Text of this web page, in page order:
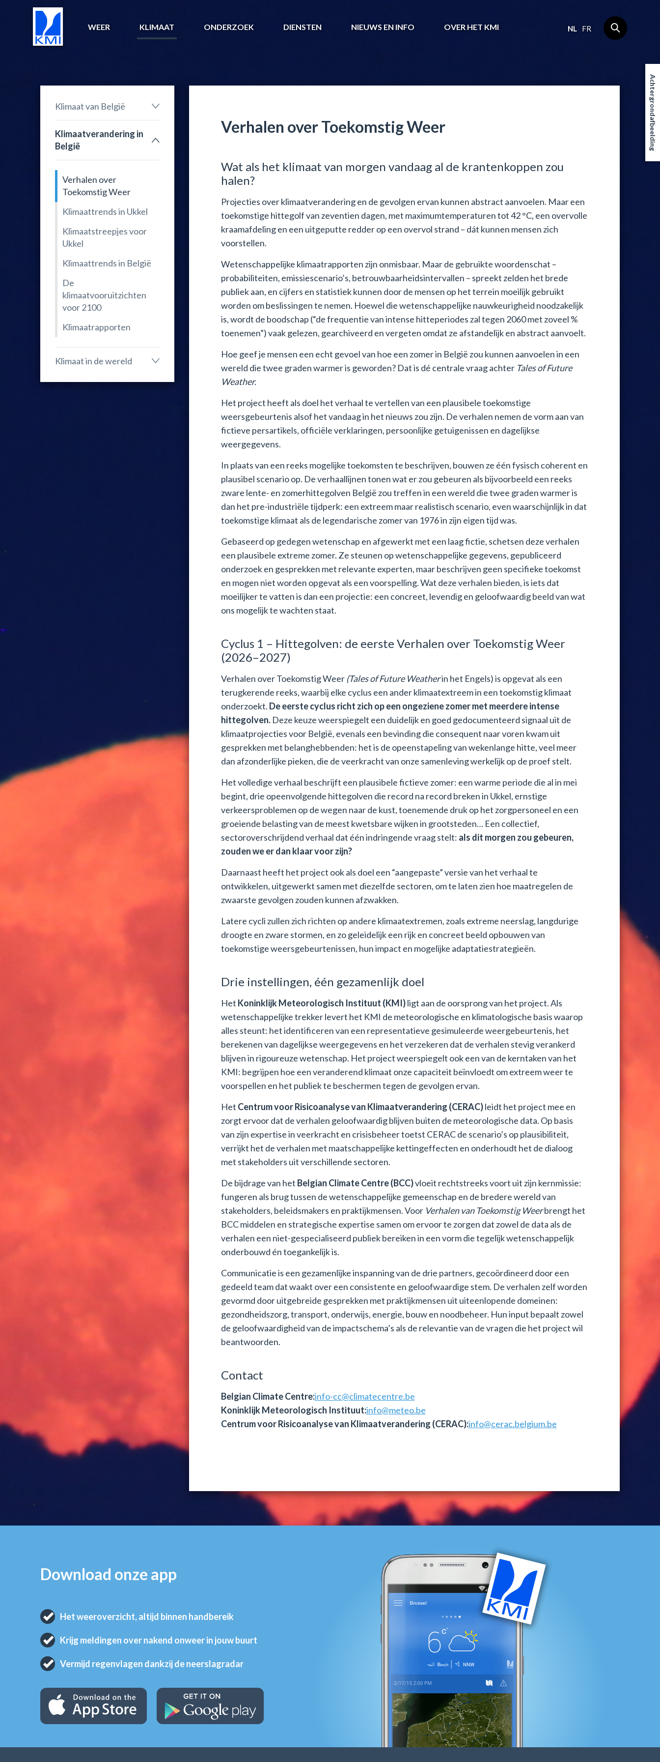
WEER KLIMAAT ONDERZOEK DIENSTEN NIEUWS EN INFO OVER HET KMI NL FR
Klimaat van België
Klimaatverandering in
België
Verhalen over
Toekomstig Weer
Klimaattrends in Ukkel
Klimaatstreepjes voor
Ukkel
Klimaattrends in België
De
klimaatvooruitzichten
voor 2100
Klimaatrapporten
Klimaat in de wereld
Verhalen over Toekomstig Weer
Wat als het klimaat van morgen vandaag al de krantenkoppen zou
halen?
Projecties over klimaatverandering en de gevolgen ervan kunnen abstract aanvoelen. Maar een
toekomstige hittegolf van zeventien dagen, met maximumtemperaturen tot 42 °C, een overvolle
kraamafdeling en een uitgeputte redder op een overvol strand – dát kunnen mensen zich
voorstellen.
Wetenschappelijke klimaatrapporten zijn onmisbaar. Maar de gebruikte woordenschat –
probabiliteiten, emissiescenario’s, betrouwbaarheidsintervallen – spreekt zelden het brede
publiek aan, en cijfers en statistiek kunnen door de mensen op het terrein moeilijk gebruikt
worden om beslissingen te nemen. Hoewel die wetenschappelijke nauwkeurigheid noodzakelijk
is, wordt de boodschap (“de frequentie van intense hitteperiodes zal tegen 2060 met zoveel %
toenemen”) vaak gelezen, gearchiveerd en vergeten omdat ze afstandelijk en abstract aanvoelt.
Hoe geef je mensen een echt gevoel van hoe een zomer in België zou kunnen aanvoelen in een
wereld die twee graden warmer is geworden? Dat is dé centrale vraag achter Tales of Future
Weather.
Het project heeft als doel het verhaal te vertellen van een plausibele toekomstige
weersgebeurtenis alsof het vandaag in het nieuws zou zijn. De verhalen nemen de vorm aan van
fictieve persartikels, officiële verklaringen, persoonlijke getuigenissen en dagelijkse
weergegevens.
In plaats van een reeks mogelijke toekomsten te beschrijven, bouwen ze één fysisch coherent en
plausibel scenario op. De verhaallijnen tonen wat er zou gebeuren als bijvoorbeeld een reeks
zware lente- en zomerhittegolven België zou treffen in een wereld die twee graden warmer is
dan het pre-industriële tijdperk: een extreem maar realistisch scenario, even waarschijnlijk in dat
toekomstige klimaat als de legendarische zomer van 1976 in zijn eigen tijd was.
Gebaseerd op gedegen wetenschap en afgewerkt met een laag fictie, schetsen deze verhalen
een plausibele extreme zomer. Ze steunen op wetenschappelijke gegevens, gepubliceerd
onderzoek en gesprekken met relevante experten, maar beschrijven geen specifieke toekomst
en mogen niet worden opgevat als een voorspelling. Wat deze verhalen bieden, is iets dat
moeilijker te vatten is dan een projectie: een concreet, levendig en geloofwaardig beeld van wat
ons mogelijk te wachten staat.
Cyclus 1 – Hittegolven: de eerste Verhalen over Toekomstig Weer
(2026–2027)
Verhalen over Toekomstig Weer(Tales of Future Weatherin het Engels) is opgevat als een
terugkerende reeks, waarbij elke cyclus een ander klimaatextreem in een toekomstig klimaat
onderzoekt. De eerste cyclus richt zich op een ongeziene zomer met meerdere intense
hittegolven.Deze keuze weerspiegelt een duidelijk en goed gedocumenteerd signaal uit de
klimaatprojecties voor België, evenals een bevinding die consequent naar voren kwam uit
gesprekken met belanghebbenden: het is de opeenstapeling van wekenlange hitte, veel meer
dan afzonderlijke pieken, die de veerkracht van onze samenleving werkelijk op de proef stelt.
Het volledige verhaal beschrijft een plausibele fictieve zomer: een warme periode die al in mei
begint, drie opeenvolgende hittegolven die record na record breken in Ukkel, ernstige
verkeersproblemen op de wegen naar de kust, toenemende druk op het zorgpersoneel en een
groeiende belasting van de meest kwetsbare wijken in grootsteden… Een collectief,
sectoroverschrijdend verhaal dat één indringende vraag stelt: als dit morgen zou gebeuren,
zouden we er dan klaar voor zijn?
Daarnaast heeft het project ook als doel een “aangepaste” versie van het verhaal te
ontwikkelen, uitgewerkt samen met diezelfde sectoren, om te laten zien hoe maatregelen de
zwaarste gevolgen zouden kunnen afzwakken.
Latere cycli zullen zich richten op andere klimaatextremen, zoals extreme neerslag, langdurige
droogte en zware stormen, en zo geleidelijk een rijk en concreet beeld opbouwen van
toekomstige weersgebeurtenissen, hun impact en mogelijke adaptatiestrategieën.
Drie instellingen, één gezamenlijk doel
Het Koninklijk Meteorologisch Instituut (KMI)ligt aan de oorsprong van het project. Als
wetenschappelijke trekker levert het KMI de meteorologische en klimatologische basis waarop
alles steunt: het identificeren van een representatieve gesimuleerde weergebeurtenis, het
berekenen van dagelijkse weergegevens en het verzekeren dat de verhalen stevig verankerd
blijven in rigoureuze wetenschap. Het project weerspiegelt ook een van de kerntaken van het
KMI: begrijpen hoe een veranderend klimaat onze capaciteit beïnvloedt om extreem weer te
voorspellen en het publiek te beschermen tegen de gevolgen ervan.
Het Centrum voor Risicoanalyse van Klimaatverandering (CERAC)leidt het project mee en
zorgt ervoor dat de verhalen geloofwaardig blijven buiten de meteorologische data. Op basis
van zijn expertise in veerkracht en crisisbeheer toetst CERAC de scenario’s op plausibiliteit,
verrijkt het de verhalen met maatschappelijke kettingeffecten en onderhoudt het de dialoog
met stakeholders uit verschillende sectoren.
De bijdrage van het Belgian Climate Centre (BCC)vloeit rechtstreeks voort uit zijn kernmissie:
fungeren als brug tussen de wetenschappelijke gemeenschap en de bredere wereld van
stakeholders, beleidsmakers en praktijkmensen. Voor Verhalen van Toekomstig Weerbrengt het
BCC middelen en strategische expertise samen om ervoor te zorgen dat zowel de data als de
verhalen een niet-gespecialiseerd publiek bereiken in een vorm die tegelijk wetenschappelijk
onderbouwd én toegankelijk is.
Communicatie is een gezamenlijke inspanning van de drie partners, gecoördineerd door een
gedeeld team dat waakt over een consistente en geloofwaardige stem. De verhalen zelf worden
gevormd door uitgebreide gesprekken met praktijkmensen uit uiteenlopende domeinen:
gezondheidszorg, transport, onderwijs, energie, bouw en noodbeheer. Hun input bepaalt zowel
de geloofwaardigheid van de impactschema’s als de relevantie van de vragen die het project wil
beantwoorden.
Contact
Belgian Climate Centre:info-cc@climatecentre.be
Koninklijk Meteorologisch Instituut:info@meteo.be
Centrum voor Risicoanalyse van Klimaatverandering (CERAC):info@cerac.belgium.be
Download onze app
Het weeroverzicht, altijd binnen handbereik
Krijg meldingen over nakend onweer in jouw buurt
Vermijd regenvlagen dankzij de neerslagradar
Achtergrondafbeelding